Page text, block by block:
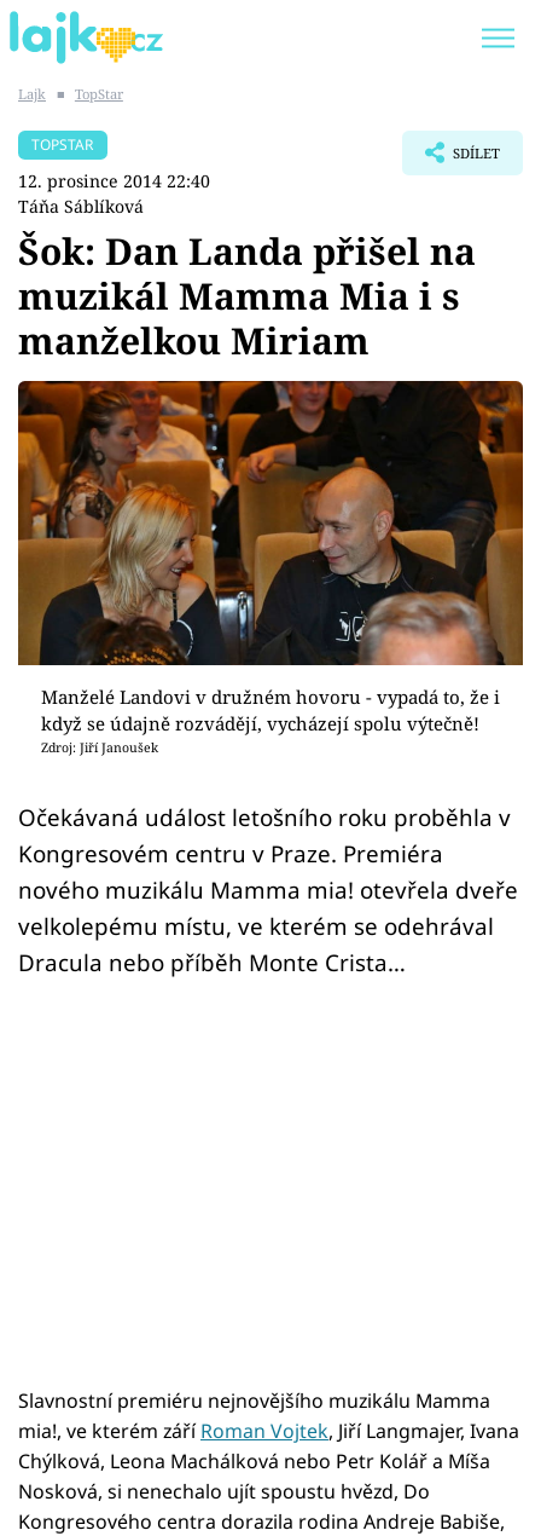
SHOPAHOLICADEL
Témata
Showbyznys
Youtubeři
Virály
Sex a vztahy
Videa
Sledujte prima+
Přihlášení
Sledujte nás
Lajk ■ TopStar
TOPSTAR
12. prosince 2014 22:40
Táňa Sáblíková
SDÍLET
Šok: Dan Landa přišel na
muzikál Mamma Mia i s
manželkou Miriam
Manželé Landovi v družném hovoru - vypadá to, že i
když se údajně rozvádějí, vycházejí spolu výtečně!
Zdroj: Jiří Janoušek
Očekávaná událost letošního roku proběhla v
Kongresovém centru v Praze. Premiéra
nového muzikálu Mamma mia! otevřela dveře
velkolepému místu, ve kterém se odehrával
Dracula nebo příběh Monte Crista…
Slavnostní premiéru nejnovějšího muzikálu Mamma
mia!, ve kterém záříRoman Vojtek, Jiří Langmajer, Ivana
Chýlková, Leona Machálková nebo Petr Kolář a Míša
Nosková, si nenechalo ujít spoustu hvězd, Do
Kongresového centra dorazila rodina Andreje Babiše,